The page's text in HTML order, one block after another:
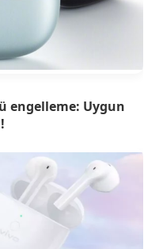
engelleme: Uygun